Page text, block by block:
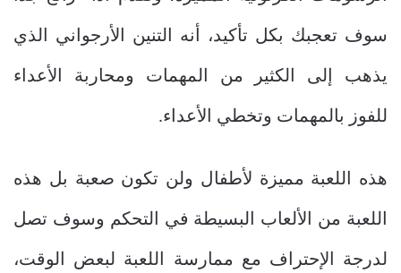
سوف تعجبك بكل تأكيد، أنه التنين الأرجواني الذي
يذهب إلى الكثير من المهمات ومحاربة الأعداء
للفوز بالمهمات وتخطي الأعداء.
هذه اللعبة مميزة لأطفال ولن تكون صعبة بل هذه
اللعبة من الألعاب البسيطة في التحكم وسوف تصل
لدرجة الإحتراف مع ممارسة اللعبة لبعض الوقت،